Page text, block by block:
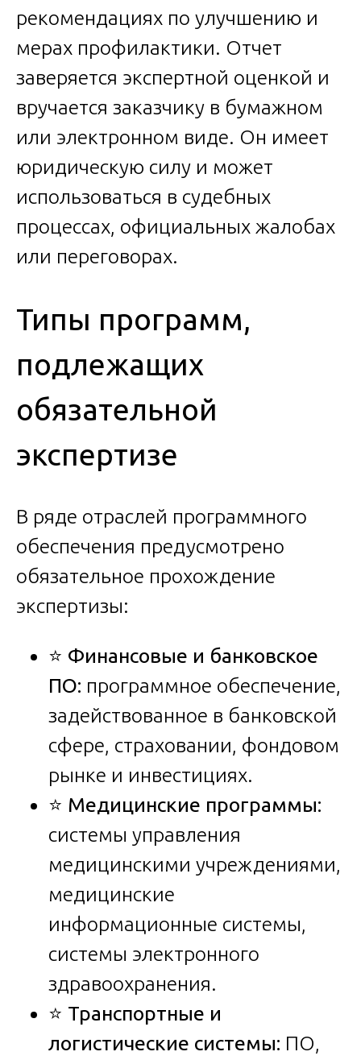
рекомендациях по улучшению и
мерах профилактики. Отчет
заверяется экспертной оценкой и
вручается заказчику в бумажном
или электронном виде. Он имеет
юридическую силу и может
использоваться в судебных
процессах, официальных жалобах
или переговорах.
Типы программ,
подлежащих
обязательной
экспертизе
В ряде отраслей программного
обеспечения предусмотрено
обязательное прохождение
экспертизы:
⭐ Финансовые и банковское
ПО: программное обеспечение,
задействованное в банковской
сфере, страховании, фондовом
рынке и инвестициях.
⭐ Медицинские программы:
системы управления
медицинскими учреждениями,
медицинские
информационные системы,
системы электронного
здравоохранения.
⭐ Транспортные и
логистические системы: ПО,